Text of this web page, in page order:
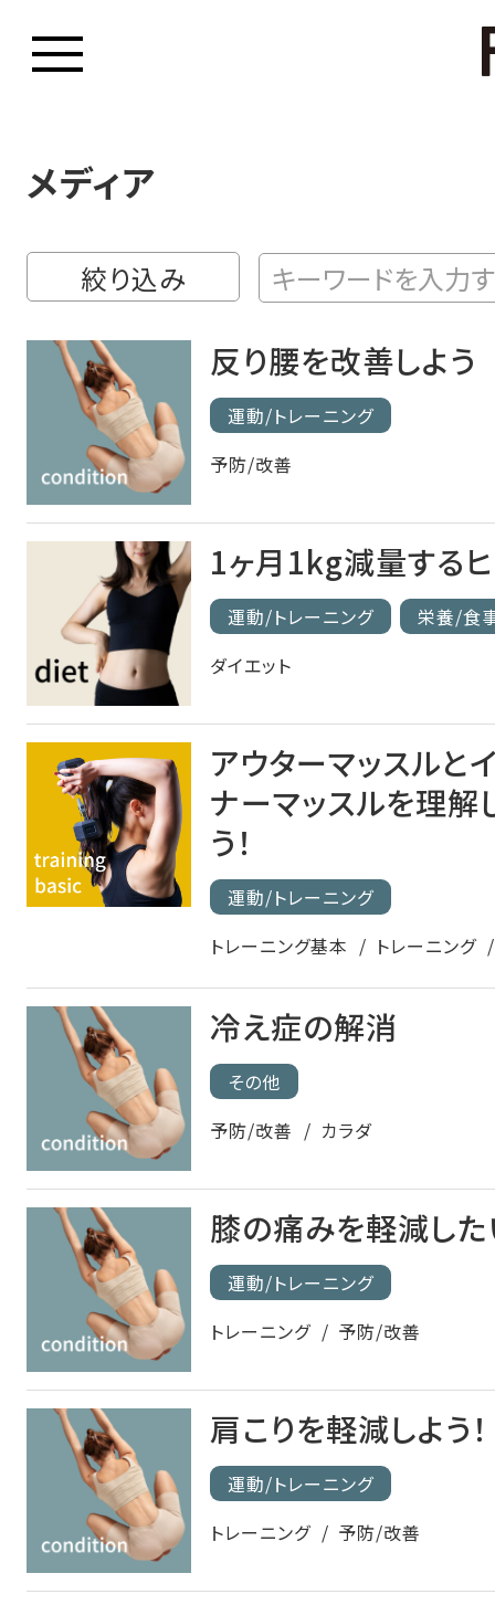
メディア
絞り込み
反り腰を改善しよう
運動/トレーニング
予防/改善
1ヶ月1kg減量する
運動/トレーニング
栄養/食
ダイエット
アウターマッスルと
ナーマッスルを理解
う！
運動/トレーニング
トレーニング基本
トレーニング
冷え症の解消
その他
予防/改善
カラダ
膝の痛みを軽減した
運動/トレーニング
トレーニング
予防/改善
肩こりを軽減しよう！
運動/トレーニング
トレーニング
予防/改善